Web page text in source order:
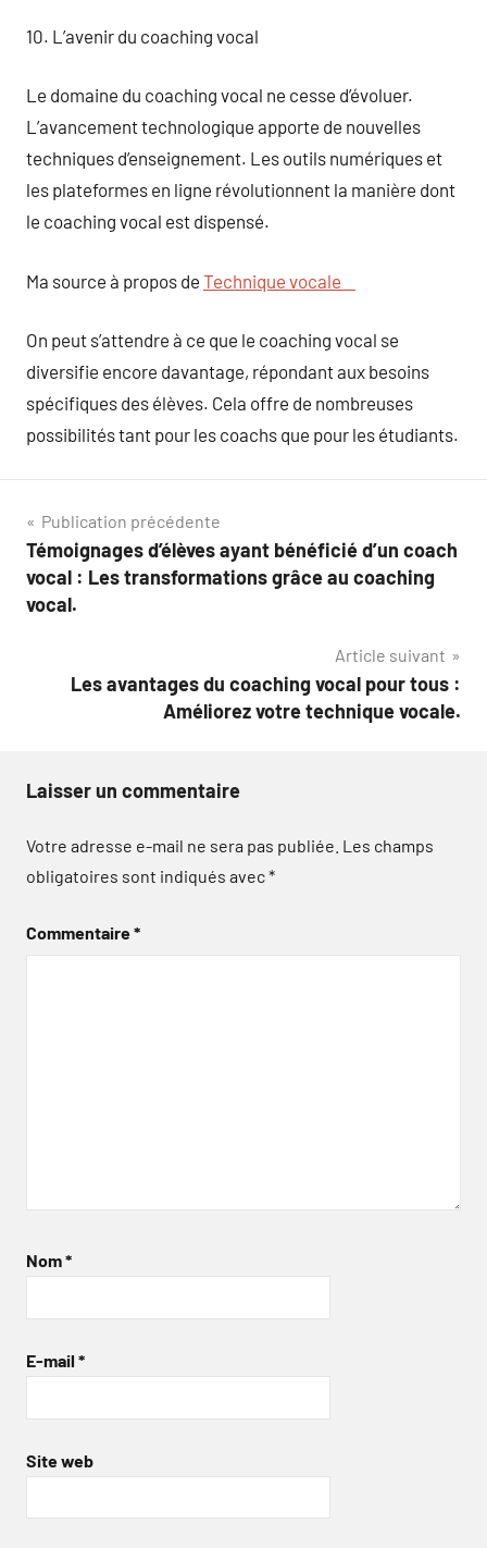
10. L’avenir du coaching vocal
Le domaine du coaching vocal ne cesse d’évoluer.
L’avancement technologique apporte de nouvelles
techniques d’enseignement. Les outils numériques et
les plateformes en ligne révolutionnent la manière dont
le coaching vocal est dispensé.
Ma source à propos de Technique vocale
On peut s’attendre à ce que le coaching vocal se
diversifie encore davantage, répondant aux besoins
spécifiques des élèves. Cela offre de nombreuses
possibilités tant pour les coachs que pour les étudiants.
Navigation
de
l’article
Publication précédente
Témoignages d’élèves ayant bénéficié d’un coach
vocal : Les transformations grâce au coaching
vocal.
Article suivant
Les avantages du coaching vocal pour tous :
Améliorez votre technique vocale.
Laisser un commentaire
Votre adresse e-mail ne sera pas publiée. Les champs
obligatoires sont indiqués avec*
Commentaire*
Nom*
E-mail *
Site web